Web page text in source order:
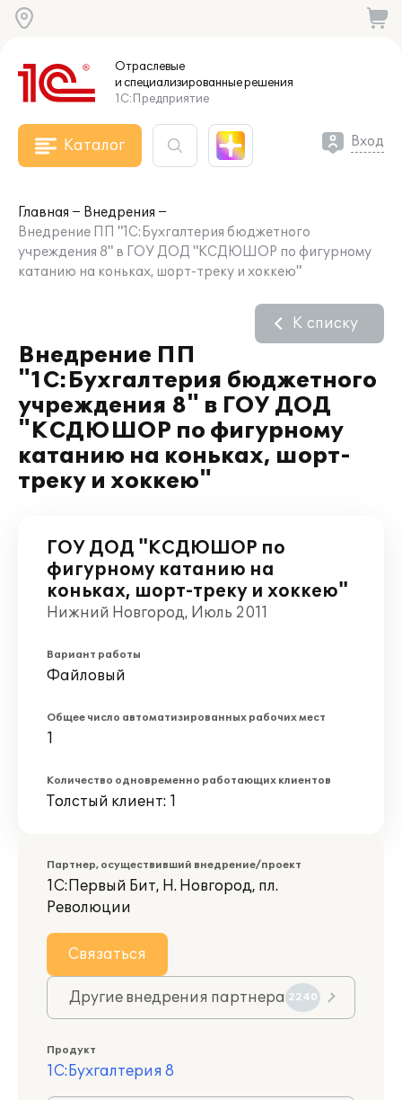
Отраслевые
и специализированныерешения
1С:Предприятие
Каталог Вход
Главная
Внедрения
Внедрение ПП "1С:Бухгалтерия бюджетного
учреждения 8" в ГОУ ДОД "КСДЮШОР по фигурному
катанию на коньках, шорт-треку и хоккею"
Внедрение ПП
"1С:Бухгалтерия бюджетного
учреждения 8" в ГОУ ДОД
"КСДЮШОР по фигурному
катанию на коньках, шорт-
треку и хоккею"
К списку
ГОУ ДОД "КСДЮШОР по
фигурному катанию на
коньках, шорт-треку и хоккею"
Нижний Новгород, Июль 2011
Вариант работы
Файловый
Общее число автоматизированных рабочих мест
1
Количество одновременно работающих клиентов
Толстый клиент: 1
Партнер, осуществивший внедрение/проект
1С:Первый Бит, Н. Новгород, пл.
Революции
Связаться
Другие внедрения партнера 2240
Продукт
1С:Бухгалтерия 8